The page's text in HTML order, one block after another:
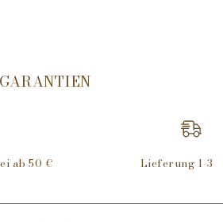
Parfum (Fragrance), PEG-90
7, Benzyl Alcohol, Caramel, Disodium
Ionone, Citral, Limonene, Linalool,
GARANTIEN
ab 50 € Lieferung 1-3